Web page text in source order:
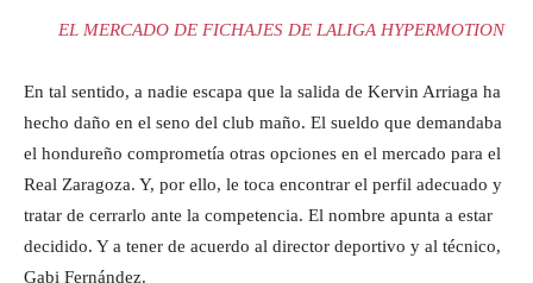
EL MERCADO DE FICHAJES DE LALIGA HYPERMOTION
En tal sentido, a nadie escapa que la salida de Kervin Arriaga ha
hecho daño en el seno del club maño. El sueldo que demandaba
el hondureño comprometía otras opciones en el mercado para el
Real Zaragoza. Y, por ello, le toca encontrar el perfil adecuado y
tratar de cerrarlo ante la competencia. El nombre apunta a estar
decidido. Y a tener de acuerdo al director deportivo y al técnico,
Gabi Fernández.